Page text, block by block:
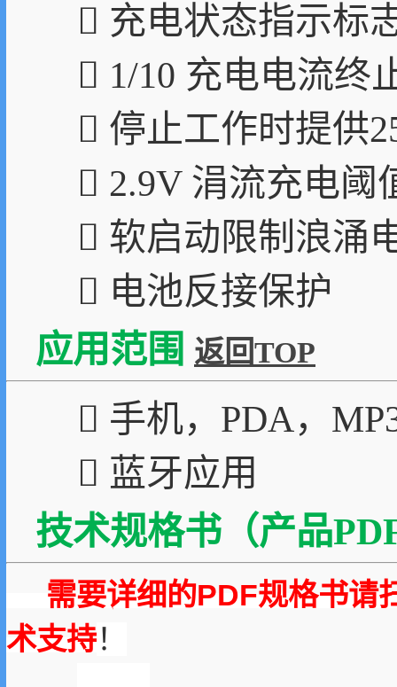
 充电状态指示标
 1/10 充电电流终
 停止工作时提供
 2.9V 涓流充电阈
 软启动限制浪涌
 电池反接保护
应用范围 返回TOP
 手机，PDA，
 蓝牙应用
技术规格书（产品
需要详细的PDF规格书请
术支持！